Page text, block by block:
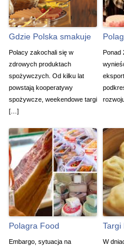
Gdzie Polska smakuje
Polacy zakochali się w
zdrowych produktach
spożywczych. Od kilku lat
powstają kooperatywy
spożywcze, weekendowe targi
[…]
Ponad
Polagra Food
Embargo, sytuacja na
Targi
W